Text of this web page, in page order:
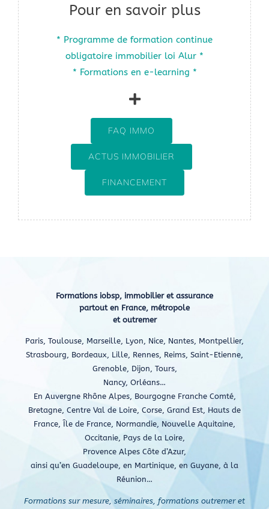
Pour en savoir plus
* Programme de formation continue
obligatoire immobilier loi Alur *
* Formations en e-learning *
FAQ IMMO
ACTUS IMMOBILIER
FINANCEMENT
Formations iobsp, immobilier et assurance
partout en France, métropole
et outremer
Paris, Toulouse, Marseille, Lyon, Nice, Nantes, Montpellier,
Strasbourg, Bordeaux, Lille, Rennes, Reims, Saint-Etienne,
Grenoble, Dijon, Tours,
Nancy, Orléans…
En Auvergne Rhône Alpes, Bourgogne Franche Comté,
Bretagne, Centre Val de Loire, Corse, Grand Est, Hauts de
France, Île de France, Normandie, Nouvelle Aquitaine,
Occitanie, Pays de la Loire,
Provence Alpes Côte d’Azur,
ainsi qu’en Guadeloupe, en Martinique, en Guyane, à la
Réunion…
Formations sur mesure, séminaires, formations outremer et